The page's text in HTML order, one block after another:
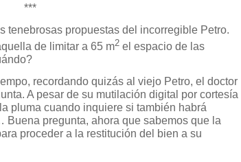
***
tenebrosas propuestas del incorregible Petro.
de limitar a 65 m2 el espacio de las
recordando quizás al viejo Petro, el doctor
A pesar de su mutilación digital por cortesía
pluma cuando inquiere si también habrá
pregunta, ahora que sabemos que la
proceder a la restitución del bien a su